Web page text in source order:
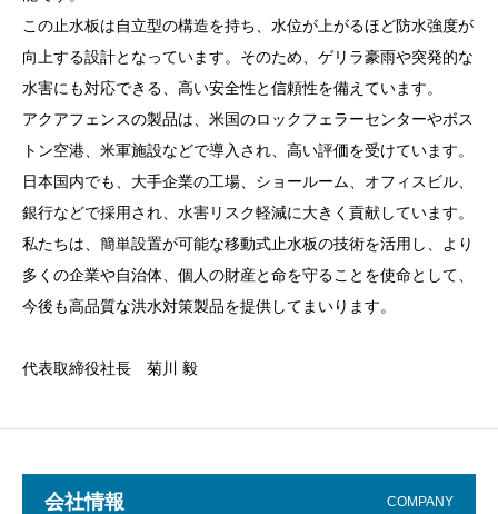
この止水板は自立型の構造を持ち、水位が上がるほど防水強度が
向上する設計となっています。そのため、ゲリラ豪雨や突発的な
水害にも対応できる、高い安全性と信頼性を備えています。
アクアフェンスの製品は、米国のロックフェラーセンターやボス
トン空港、米軍施設などで導入され、高い評価を受けています。
日本国内でも、大手企業の工場、ショールーム、オフィスビル、
銀行などで採用され、水害リスク軽減に大きく貢献しています。
私たちは、簡単設置が可能な移動式止水板の技術を活用し、より
多くの企業や自治体、個人の財産と命を守ることを使命として、
今後も高品質な洪水対策製品を提供してまいります。
代表取締役社長 菊川 毅
会社情報 COMPANY